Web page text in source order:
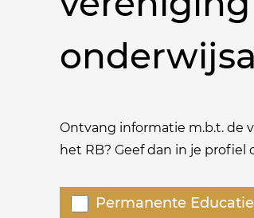
Ontvang informatie m.b.t. de
het RB? Geef dan in je
WelkePermanente